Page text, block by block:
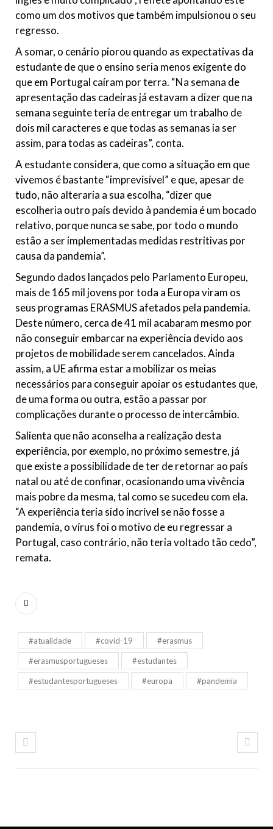
como um dos motivos que também impulsionou o seu
regresso.
A somar, o cenário piorou quando as expectativas da
estudante de que o ensino seria menos exigente do
que em Portugal caíram por terra. “Na semana de
apresentação das cadeiras já estavam a dizer que na
semana seguinte teria de entregar um trabalho de
dois mil caracteres e que todas as semanas ia ser
assim, para todas as cadeiras”, conta.
A estudante considera, que como a situação em que
vivemos é bastante “imprevisível” e que, apesar de
tudo, não alteraria a sua escolha, “dizer que
escolheria outro país devido à pandemia é um bocado
relativo, porque nunca se sabe, por todo o mundo
estão a ser implementadas medidas restritivas por
causa da pandemia”.
Segundo dados lançados pelo Parlamento Europeu,
mais de 165 mil jovens por toda a Europa viram os
seus programas ERASMUS afetados pela pandemia.
Deste número, cerca de 41 mil acabaram mesmo por
não conseguir embarcar na experiência devido aos
projetos de mobilidade serem cancelados. Ainda
assim, a UE afirma estar a mobilizar os meias
necessários para conseguir apoiar os estudantes que,
de uma forma ou outra, estão a passar por
complicações durante o processo de intercâmbio.
Salienta que não aconselha a realização desta
experiência, por exemplo, no próximo semestre, já
que existe a possibilidade de ter de retornar ao país
natal ou até de confinar, ocasionando uma vivência
mais pobre da mesma, tal como se sucedeu com ela.
“A experiência teria sido incrível se não fosse a
pandemia, o vírus foi o motivo de eu regressar a
Portugal, caso contrário, não teria voltado tão cedo”,
remata.
#atualidade #covid-19 #erasmus
#erasmusportugueses #estudantes
#estudantesportugueses #europa #pandemia